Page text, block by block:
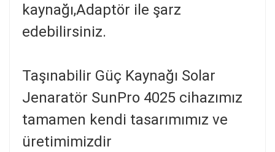
kaynağı,Adaptör ile şarz
edebilirsiniz.
Taşınabilir Güç Kaynağı Solar
Jenaratör SunPro 4025 cihazımız
tamamen kendi tasarımımız ve
üretimimizdir